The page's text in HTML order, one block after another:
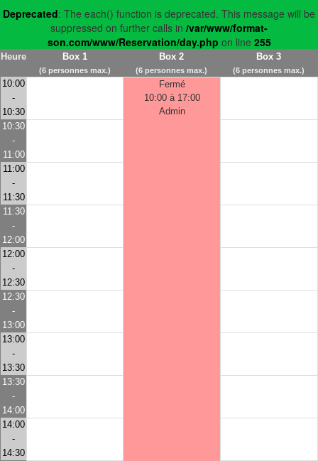
Deprecated: The each() function is deprecated. This message will be
suppressed on further calls in /var/www/format-
son.com/www/Reservation/day.php on line 255
Heure Box 1
(6 personnes max.)
Box 2
(6 personnes max.)
Box 3
(6 personnes max.)
10:00
-
10:30
Fermé
10:00 à 17:00
Admin
10:30
-
11:00
11:00
-
11:30
11:30
-
12:00
12:00
-
12:30
12:30
-
13:00
13:00
-
13:30
13:30
-
14:00
14:00
-
14:30